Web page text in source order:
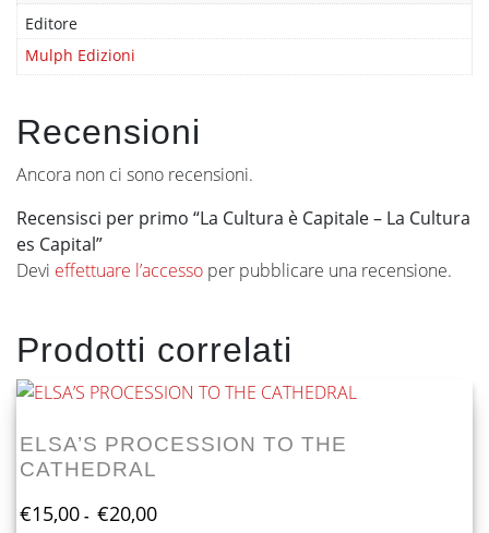
Editore
Mulph Edizioni
Recensioni
Ancora non ci sono recensioni.
Recensisci per primo “La Cultura è Capitale – La Cultura
es Capital”
Devi effettuare l’accesso per pubblicare una recensione.
Prodotti correlati
ELSA’S PROCESSION TO THE
CATHEDRAL
€15,00 - €20,00Fascia